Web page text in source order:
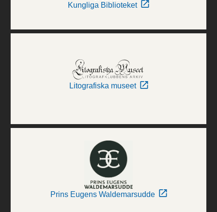
Kungliga Biblioteket
Litografiska museet
Prins Eugens Waldemarsudde